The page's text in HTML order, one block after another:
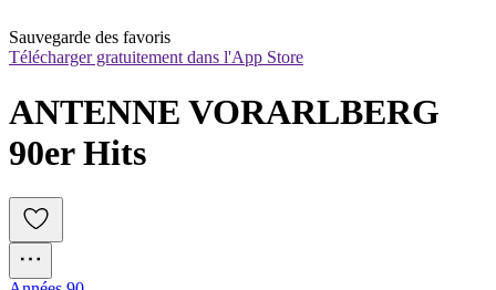
Sauvegarde des favoris
Télécharger gratuitement dans l'App Store
ANTENNE VORARLBERG
90er Hits